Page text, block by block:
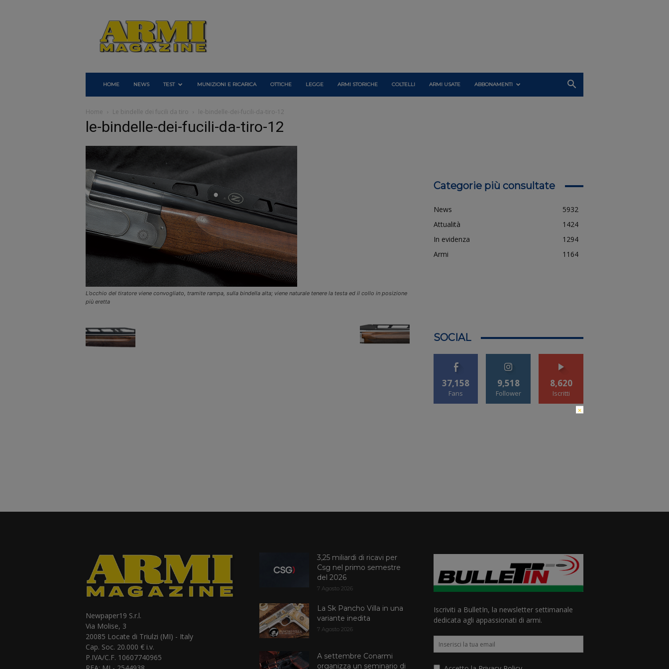
Armi
Magazine
HOME NEWS TEST MUNIZIONI E RICARICA OTTICHE LEGGE ARMI STORICHE COLTELLI ARMI USATE ABBONAMENTI
Home Le bindelle dei fucili da tiro le-bindelle-dei-fucili-da-tiro-12
le-bindelle-dei-fucili-da-tiro-12
L’occhio del tiratore viene convogliato, tramite rampa, sulla bindella alta; viene naturale tenere la testa ed il collo in posizione
più eretta
Categorie più consultate
News
5932
Attualità
1424
In evidenza
1294
Armi
1164
SOCIAL
37,158
Fans
9,518
Follower
8,620
Iscritti
Newpaper19 S.r.l.
Via Molise, 3
20085 Locate di Triulzi (MI) - Italy
Cap. Soc. 20.000 € i.v.
P.IVA/C.F. 10607740965
3,25 miliardi di ricavi per
Csg nel primo semestre
del 2026
7 Agosto 2026
La Sk Pancho Villa in una
variante inedita
7 Agosto 2026
A settembre Conarmi
organizza un seminario di
Iscriviti a BulletIn, la newsletter settimanale
dedicata agli appassionati di armi.
×